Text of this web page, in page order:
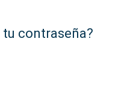
contraseña?